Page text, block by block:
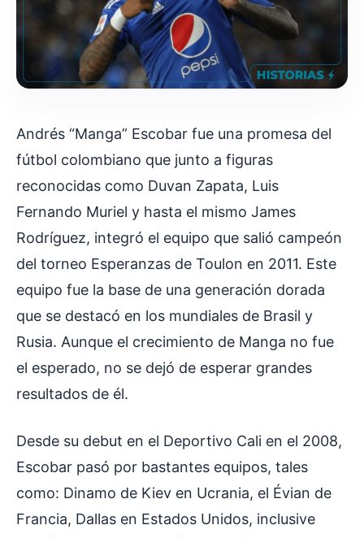
Andrés “Manga” Escobar fue una promesa del
fútbol colombiano que junto a figuras
reconocidas como Duvan Zapata, Luis
Fernando Muriel y hasta el mismo James
Rodríguez, integró el equipo que salió campeón
del torneo Esperanzas de Toulon en 2011. Este
equipo fue la base de una generación dorada
que se destacó en los mundiales de Brasil y
Rusia. Aunque el crecimiento de Manga no fue
el esperado, no se dejó de esperar grandes
resultados de él.
Desde su debut en el Deportivo Cali en el 2008,
Escobar pasó por bastantes equipos, tales
como: Dinamo de Kiev en Ucrania, el Évian de
Francia, Dallas en Estados Unidos, inclusive